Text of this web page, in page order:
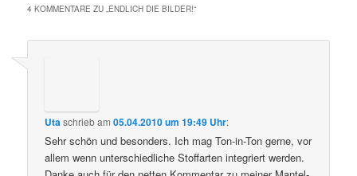
4 KOMMENTARE ZU „ ENDLICH DIE BILDER!“
Utaschriebam05.04.2010 um 19:49 Uhr:
Sehr schön und besonders. Ich mag Ton-in-Ton gerne, vor
allem wenn unterschiedliche Stoffarten integriert werden.